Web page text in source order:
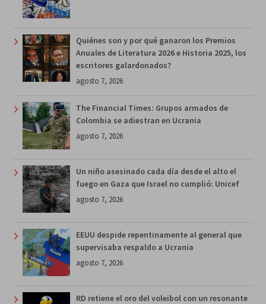
Quiénes son y por qué ganaron los Premios
Anuales de Literatura 2026 e Historia 2025, los
escritores galardonados?
agosto 7, 2026
The Financial Times: Grupos armados de
Colombia se adiestran en Ucrania
agosto 7, 2026
Un niño asesinado cada día desde el alto el
fuego en Gaza que Israel no cumplió: Unicef
agosto 7, 2026
EEUU despide repentinamente al general que
supervisaba respaldo a Ucrania
agosto 7, 2026
RD retiene el oro del voleibol con un resonante